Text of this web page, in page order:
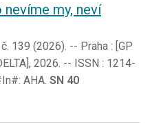
nevíme my, neví
č. 139 (2026). -- Praha : [GP
2026. -- ISSN : 1214-
AHA. SN 40